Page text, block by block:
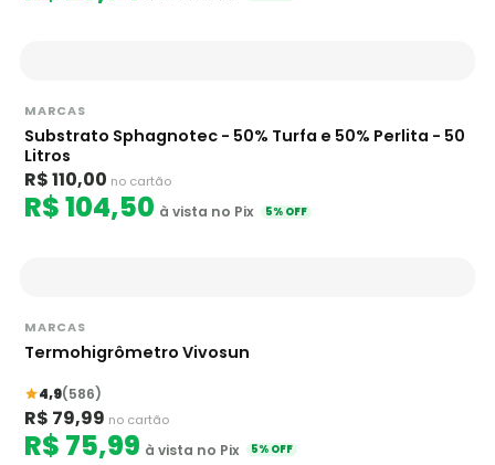
MARCAS
Substrato Sphagnotec - 50% Turfa e 50% Perlita - 50
Litros
R$ 110,00 no cartão
R$ 104,50 à vista no Pix 5% OFF
MARCAS
Termohigrômetro Vivosun
4,9(586)
R$ 79,99 no cartão
R$ 75,99 à vista no Pix 5% OFF